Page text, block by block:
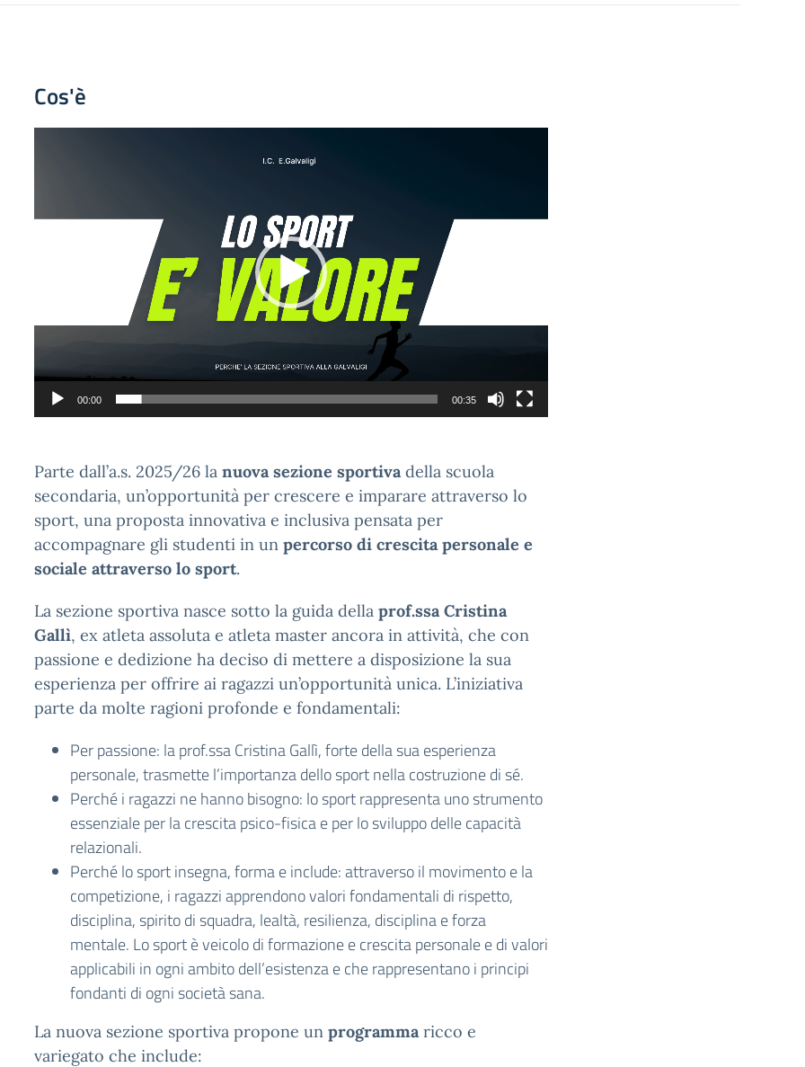
Cos'è
00:00 00:35
Parte dall’a.s. 2025/26 la nuova sezione sportivadella scuola
secondaria, un’opportunità per crescere e imparare attraverso lo
sport, una proposta innovativa e inclusiva pensata per
accompagnare gli studenti in un percorso di crescita personale e
sociale attraverso lo sport.
La sezione sportiva nasce sotto la guida della prof.ssa Cristina
Gallì, ex atleta assoluta e atleta master ancora in attività, che con
passione e dedizione ha deciso di mettere a disposizione la sua
esperienza per offrire ai ragazzi un’opportunità unica. L’iniziativa
parte da molte ragioni profonde e fondamentali:
Per passione: la prof.ssa Cristina Gallì, forte della sua esperienza
personale, trasmette l’importanza dello sport nella costruzione di sé.
Perché i ragazzi ne hanno bisogno: lo sport rappresenta uno strumento
essenziale per la crescita psico-fisica e per lo sviluppo delle capacità
relazionali.
Perché lo sport insegna, forma e include: attraverso il movimento e la
competizione, i ragazzi apprendono valori fondamentali di rispetto,
disciplina, spirito di squadra, lealtà, resilienza, disciplina e forza
mentale. Lo sport è veicolo di formazione e crescita personale e di valori
applicabili in ogni ambito dell’esistenza e che rappresentano i principi
fondanti di ogni società sana.
La nuova sezione sportiva propone un programmaricco e
variegato che include: